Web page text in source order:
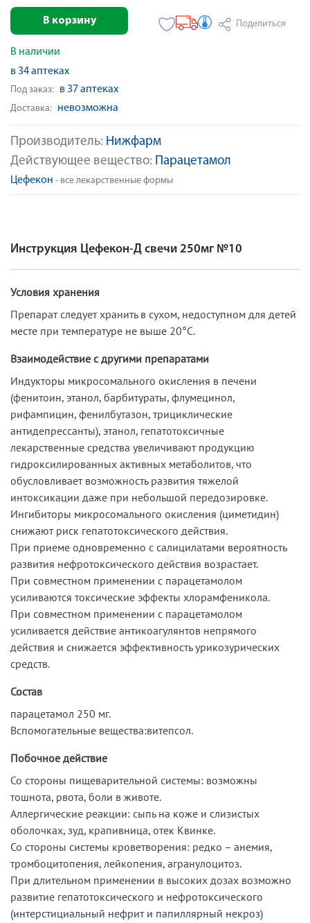
Производитель: Нижфарм
Действующее вещество: Парацетамол
Цефекон - все лекарственные формы
В корзину Поделиться
В наличии
в 34 аптеках
Под заказ: в 37 аптеках
Доставка: невозможна
Инструкция Цефекон-Д свечи 250мг №10
Условия хранения
Препарат следует хранить в сухом, недоступном для детей
месте при температуре не выше 20°C.
Взаимодействие с другими препаратами
Индукторы микросомального окисления в печени
(фенитоин, этанол, барбитураты, флумецинол,
рифампицин, фенилбутазон, трициклические
антидепрессанты), этанол, гепатотоксичные
лекарственные средства увеличивают продукцию
гидроксилированных активных метаболитов, что
обусловливает возможность развития тяжелой
интоксикации даже при небольшой передозировке.
Ингибиторы микросомального окисления (циметидин)
снижают риск гепатотоксического действия.
При приеме одновременно с салицилатами вероятность
развития нефротоксического действия возрастает.
При совместном применении с парацетамолом
усиливаются токсические эффекты хлорамфеникола.
При совместном применении с парацетамолом
усиливается действие антикоагулянтов непрямого
действия и снижается эффективность урикозурических
средств.
Состав
парацетамол 250 мг.
Вспомогательные вещества:витепсол.
Побочное действие
Со стороны пищеварительной системы: возможны
тошнота, рвота, боли в животе.
Аллергические реакции: сыпь на коже и слизистых
оболочках, зуд, крапивница, отек Квинке.
Со стороны системы кроветворения: редко – анемия,
тромбоцитопения, лейкопения, агранулоцитоз.
При длительном применении в высоких дозах возможно
развитие гепатотоксического и нефротоксического
(интерстициальный нефрит и папиллярный некроз)